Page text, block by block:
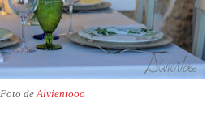
Foto deAlvientooo